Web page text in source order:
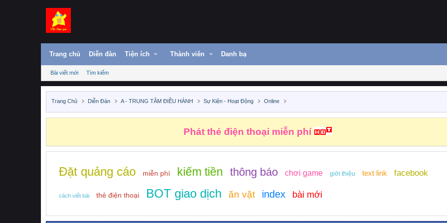
Trang chủ Diễn đàn Tiện ích Thành viên Danh bạ
Bài viết mới Tìm kiếm
Trang Chủ Diễn Đàn A - TRUNG TÂM ĐIỀU HÀNH Sự Kiện - Hoạt Động Online
Phát thẻ điện thoại miễn phí
Đặt quảng cáo miễn phí kiếm tiền thông báo chơi game giới thiệu text link facebook
cách viết bài thẻ điện thoại BOT giao dịch ăn vặt index bài mới